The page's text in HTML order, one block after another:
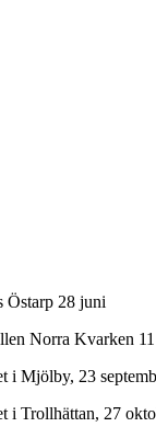
Östarp 28 juni
Norra Kvarken
i Mjölby, 23
i Trollhättan, 27